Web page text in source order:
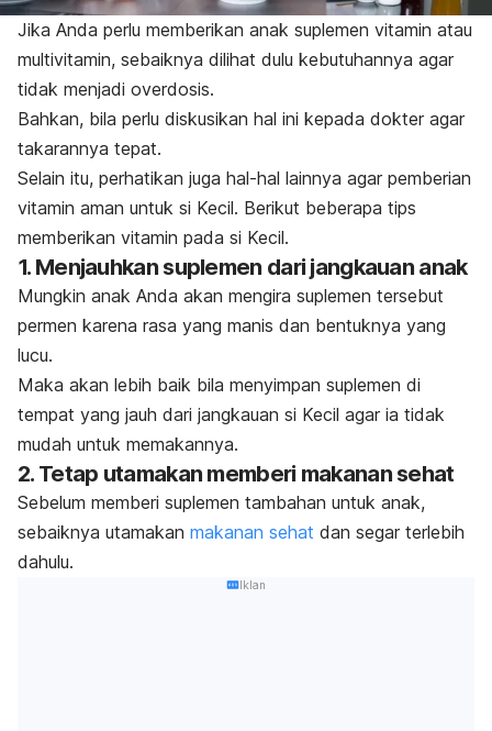
Jika Anda perlu memberikan anak suplemen vitamin atau
multivitamin, sebaiknya dilihat dulu kebutuhannya agar
tidak menjadi overdosis.
Bahkan, bila perlu diskusikan hal ini kepada dokter agar
takarannya tepat.
Selain itu, perhatikan juga hal-hal lainnya agar pemberian
vitamin aman untuk si Kecil. Berikut beberapa tips
memberikan vitamin pada si Kecil.
1. Menjauhkan suplemen dari jangkauan anak
Mungkin anak Anda akan mengira suplemen tersebut
permen karena rasa yang manis dan bentuknya yang
lucu.
Maka akan lebih baik bila menyimpan suplemen di
tempat yang jauh dari jangkauan si Kecil agar ia tidak
mudah untuk memakannya.
2. Tetap utamakan memberi makanan sehat
Sebelum memberi suplemen tambahan untuk anak,
sebaiknya utamakan makanan sehat dan segar terlebih
dahulu.
Iklan